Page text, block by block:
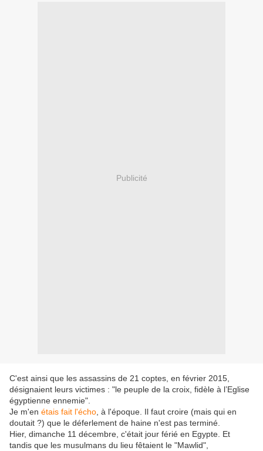
Publicité
C'est ainsi que les assassins de 21 coptes, en février 2015,
désignaient leurs victimes : "le peuple de la croix, fidèle à l’Eglise
égyptienne ennemie".
Je m'en étais fait l'écho , à l'époque. Il faut croire (mais qui en
doutait ?) que le déferlement de haine n'est pas terminé.
Hier, dimanche 11 décembre, c'était jour férié en Egypte. Et
tandis que les musulmans du lieu fêtaient le "Mawlid",